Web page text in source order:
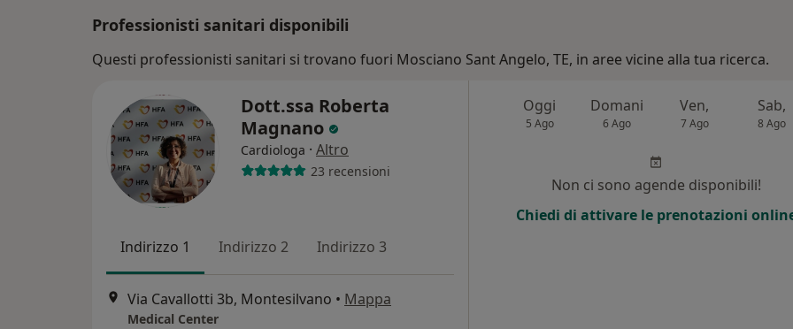
Professionisti sanitari disponibili
Questi professionisti sanitari si trovano fuori Mosciano Sant Angelo, TE, in aree vicine alla tua ricerca.
Dott.ssa Roberta
Magnano
Cardiologa · Altro
23 recensioni
Indirizzo 1 Indirizzo 2 Indirizzo 3
Via Cavallotti 3b, Montesilvano • Mappa
Medical Center
Oggi
5 Ago
Domani
6 Ago
Ven,
7 Ago
Sab,
8 Ago
Non ci sono agende disponibili!
Chiedi di attivare le prenotazioni